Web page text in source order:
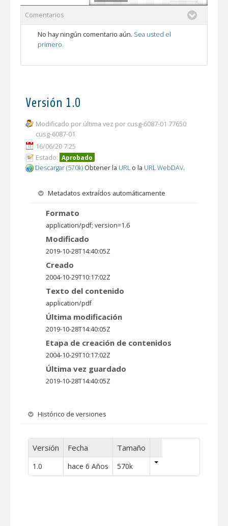
Comentarios
No hay ningún comentario aún. Sea usted el
primero.
Versión 1.0
Modificado por última vez por cusg-6087-01 77650
cusg-6087-01
16/06/20 7:25
Estado: Aprobado
Descargar (570k) Obtener la URL o la URL WebDAV.
Metadatos extraídos automáticamente
Formato
application/pdf; version=1.6
Modificado
2019-10-28T14:40:05Z
Creado
2004-10-29T10:17:02Z
Texto del contenido
application/pdf
Última modificación
2019-10-28T14:40:05Z
Etapa de creación de contenidos
2004-10-29T10:17:02Z
Última vez guardado
2019-10-28T14:40:05Z
Histórico de versiones
Versión Fecha Tamaño
1.0 hace 6 Años 570k